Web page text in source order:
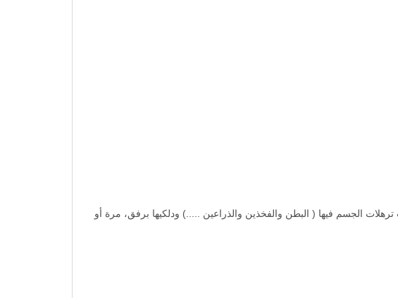
الجسم فيها ( البطن والفخذين والذراعين .....) ودلكيها برفق، مرة أو